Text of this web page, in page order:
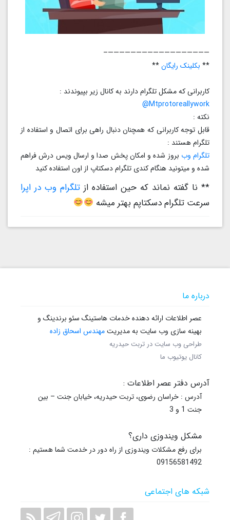
——————————————————–
**بکلینک رایگان**
کاربرانی که مشکل تلگرام دارند به کانال زیر بپیوندند :
Mtprotoreallywork@
نکته :
قابل توجه کاربرانی که همچنان دنبال راهی برای اتصال و استفاده از
تلگرام هستند :
تلگرام وببروز شده و امکان پخش صدا و ارسال ویس درش فراهم
شده و میتونید هنگام کندی تلگرام دسکتاپ از اون استفاده کنید
** نا گفته نماند که حین استفاده از تلگرام وب در اپرا
سرعت تلگرام دسکتاپم بهتر میشه
درباره ما
عصر اطلاعات ارائه دهنده خدمات هاستینگ سئو برندینگ و
بهینه سازی وب سایت به مدیریتمهندس اسحاق زاده
طراحی وب سایت در تربت حیدریه
کانال یوتیوب ما
آدرس دفتر عصر اطلاعات :
آدرس : خراسان رضوی، تربت حیدریه، خیابان جنت – بین
جنت 1 و 3
مشکل ویندوزی داری؟
برای رفع مشکلات ویندوزی از راه دور در خدمت شما هستیم :
09156581492
شبکه های اجتماعی